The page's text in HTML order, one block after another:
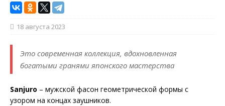
18 августа 2023
Это современная коллекция, вдохновленная
богатыми гранями японского мастерства
Sanjuro – мужской фасон геометрической формы с
узором на концах заушников.